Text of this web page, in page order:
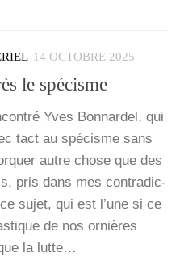
14 OCTOBRE 2025
le spécisme
Yves Bon­nar­del, qui
tact au spé­cisme sans
autre chose que des
pris dans mes contra­dic­
sujet, qui est l’une si ce
de nos ornières
la lutte…